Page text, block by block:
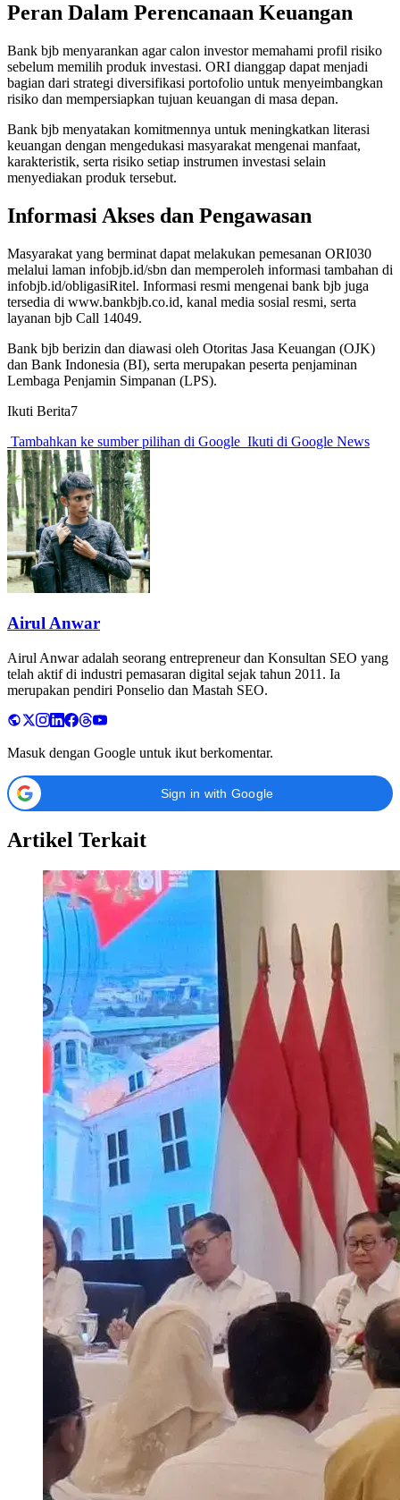
Peran Dalam Perencanaan Keuangan
Bank bjb menyarankan agar calon investor memahami profil risiko
sebelum memilih produk investasi. ORI dianggap dapat menjadi
bagian dari strategi diversifikasi portofolio untuk menyeimbangkan
risiko dan mempersiapkan tujuan keuangan di masa depan.
Bank bjb menyatakan komitmennya untuk meningkatkan literasi
keuangan dengan mengedukasi masyarakat mengenai manfaat,
karakteristik, serta risiko setiap instrumen investasi selain
menyediakan produk tersebut.
Informasi Akses dan Pengawasan
Masyarakat yang berminat dapat melakukan pemesanan ORI030
melalui laman infobjb.id/sbn dan memperoleh informasi tambahan di
infobjb.id/obligasiRitel. Informasi resmi mengenai bank bjb juga
tersedia di www.bankbjb.co.id, kanal media sosial resmi, serta
layanan bjb Call 14049.
Bank bjb berizin dan diawasi oleh Otoritas Jasa Keuangan (OJK)
dan Bank Indonesia (BI), serta merupakan peserta penjaminan
Lembaga Penjamin Simpanan (LPS).
Ikuti Berita7
Tambahkan ke sumber pilihan di Google Ikuti di Google News
Airul Anwar
Airul Anwar adalah seorang entrepreneur dan Konsultan SEO yang
telah aktif di industri pemasaran digital sejak tahun 2011. Ia
merupakan pendiri Ponselio dan Mastah SEO.
Masuk dengan Google untuk ikut berkomentar.
Sign in with Google
Artikel Terkait